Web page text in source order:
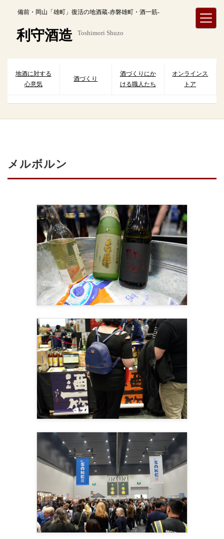
備前・岡山「雄町」復活の地酒蔵-赤磐雄町・酒一筋-
利守酒造 Toshimori Shuzo
地酒に対する
心意気
酒づくり
酒づくりにか
ける職人たち
オンラインス
トア
メルボルン